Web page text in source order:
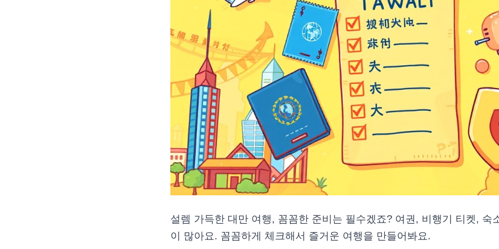
설렘 가득한 대만 여행, 꼼꼼한 준비는 필수겠죠? 여권, 비행기 티켓, 숙
이 많아요. 꼼꼼하게 체크해서 즐거운 여행을 만들어봐요.